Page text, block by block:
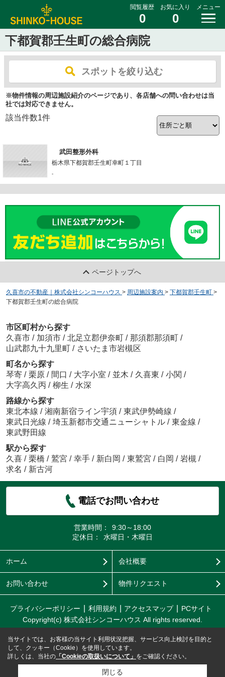
閲覧履歴
0
お気に入り
0
メニュー
下都賀郡壬生町の総合病院
スポットを絞り込む
※物件情報の周辺施設紹介のページであり、各店舗への問い合わせは当
社では対応できません。
該当件数1件
武田整形外科
栃木県下都賀郡壬生町幸町１丁目
-
ページトップへ
久喜市の不動産｜株式会社シンコーハウス > 周辺施設案内 > 下都賀郡壬生町 >
下都賀郡壬生町の総合病院
市区町村から探す
久喜市 / 加須市 / 北足立郡伊奈町 / 那須郡那須町 /
山武郡九十九里町 / さいたま市岩槻区
町名から探す
琴寄 / 栗原 / 間口 / 大字小室 / 並木 / 久喜東 / 小関 /
大字高久丙 / 柳生 / 水深
路線から探す
東北本線 / 湘南新宿ライン宇須 / 東武伊勢崎線 /
東武日光線 / 埼玉新都市交通ニューシャトル / 東金線 /
東武野田線
駅から探す
久喜 / 栗橋 / 鷲宮 / 幸手 / 新白岡 / 東鷲宮 / 白岡 / 岩槻 /
求名 / 新古河
電話でお問い合わせ
営業時間：
9:30～18:00
定休日：
水曜日・木曜日
ホーム 会社概要
お問い合わせ 物件リクエスト
プライバシーポリシー 利用規約 アクセスマップ
PCサイト
Copyright(c) 株式会社シンコーハウス All rights reserved.
当サイトでは、お客様の当サイト利用状況把握、サービス向上検討を目的と
して、クッキー（Cookie）を使用しています。
詳しくは、当社の 「Cookieの取扱いについて」 をご確認ください。
閉じる